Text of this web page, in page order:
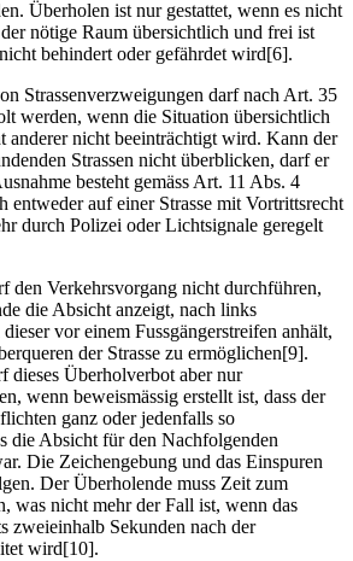
Überholen ist nur gestattet, wenn es nicht
nötige Raum übersichtlich und frei ist
behindert oder gefährdet wird[6].
Strassenverzweigungen darf nach Art. 35
werden, wenn die Situation übersichtlich
anderer nicht beeinträchtigt wird. Kann der
Strassen nicht überblicken, darf er
besteht gemäss Art. 11 Abs. 4
auf einer Strasse mit Vortrittsrecht
durch Polizei oder Lichtsignale geregelt
den Verkehrsvorgang nicht durchführen,
die Absicht anzeigt, nach links
vor einem Fussgängerstreifen anhält,
der Strasse zu ermöglichen[9].
dieses Überholverbot aber nur
wenn beweismässig erstellt ist, dass der
ganz oder jedenfalls so
die Absicht für den Nachfolgenden
Die Zeichengebung und das Einspuren
Der Überholende muss Zeit zum
was nicht mehr der Fall ist, wenn das
zweieinhalb Sekunden nach der
wird[10].